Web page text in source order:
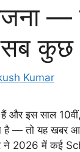
सब कुछ
Kumar
इस साल 10वीं,
है — तो यह खबर
ने 2026 में कई